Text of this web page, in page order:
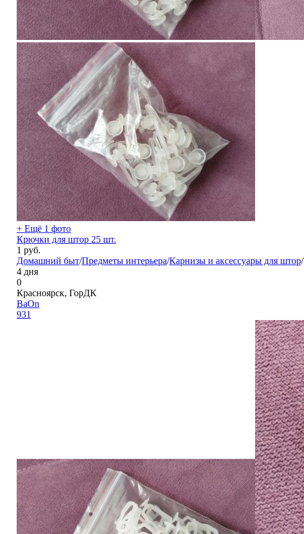
+ Ещё 1 фото
Крючки для штор 25 шт.
1 руб.
Домашний быт/Предметы интерьера/Карнизы и аксессуары для штор/
4 дня
0
Красноярск, ГорДК
BaOn
931